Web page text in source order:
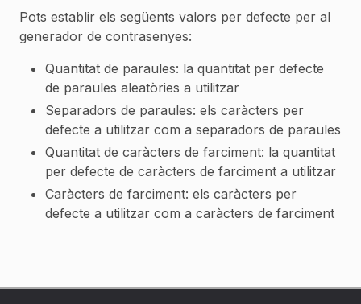
Pots establir els següents valors per defecte per al
generador de contrasenyes:
Quantitat de paraules: la quantitat per defecte
de paraules aleatòries a utilitzar
Separadors de paraules: els caràcters per
defecte a utilitzar com a separadors de paraules
Quantitat de caràcters de farciment: la quantitat
per defecte de caràcters de farciment a utilitzar
Caràcters de farciment: els caràcters per
defecte a utilitzar com a caràcters de farciment